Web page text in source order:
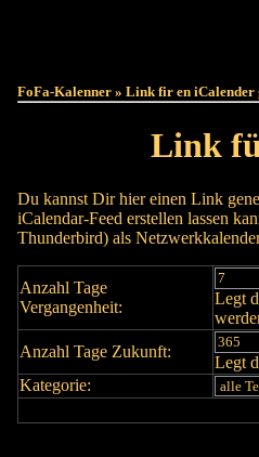
FoFa-Kalenner » Link fir en iCalender
Link
Du kannst Dir hier einen Link
iCalendar-Feed erstellen lassen
Thunderbird) als
Anzahl Tage
Vergangenheit:
Legt
Anzahl Tage Zukunft:
Legt
Kategorie: